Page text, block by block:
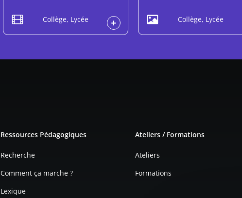
Collège, Lycée Collège, Lycée
Ressources Pédagogiques
Recherche
Comment ça marche ?
Lexique
Ateliers / Formations
Ateliers
Formations